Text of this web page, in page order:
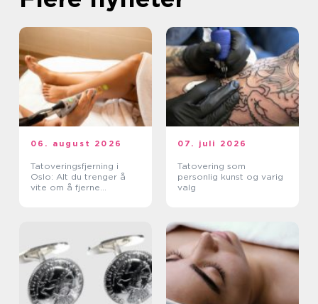
06. august 2026
Tatoveringsfjerning i
Oslo: Alt du trenger å
vite om å fjerne
07. juli 2026
Tatovering som
personlig kunst og varig
valg